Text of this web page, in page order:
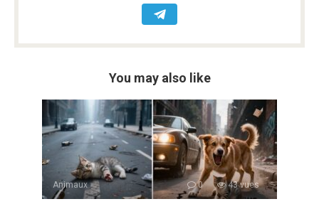
You may also like
Animaux 0 43 vues